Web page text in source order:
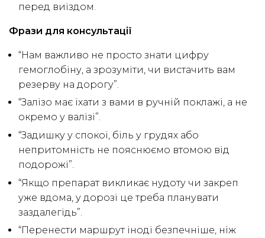
перед виїздом.
Фрази для консультації
“Нам важливо не просто знати цифру
гемоглобіну, а зрозуміти, чи вистачить вам
резерву на дорогу”.
“Залізо має їхати з вами в ручній поклажі, а не
окремо у валізі”.
“Задишку у спокої, біль у грудях або
непритомність не пояснюємо втомою від
подорожі”.
“Якщо препарат викликає нудоту чи закреп
уже вдома, у дорозі це треба планувати
заздалегідь”.
“Перенести маршрут іноді безпечніше, ніж